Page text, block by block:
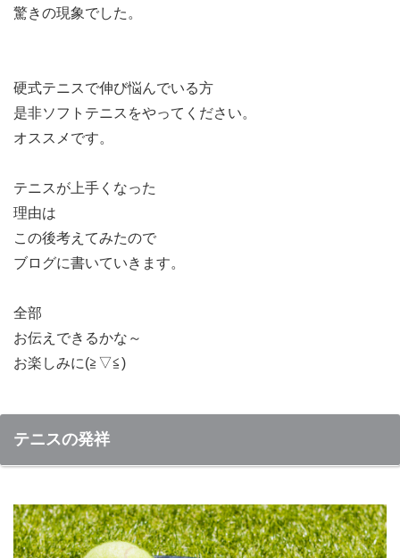
驚きの現象でした。
硬式テニスで伸び悩んでいる方
是非ソフトテニスをやってください。
オススメです。
テニスが上手くなった
理由は
この後考えてみたので
ブログに書いていきます。
全部
お伝えできるかな～
お楽しみに(≧▽≦)
テニスの発祥